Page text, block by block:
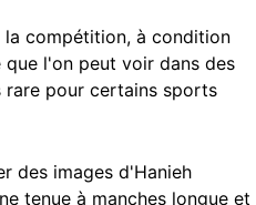
la compétition, à condition
que l'on peut voir dans des
rare pour certains sports
des images d'Hanieh
tenue à manches longue et